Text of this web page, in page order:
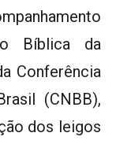
Bíblica da
Conferência
(CNBB),
dos leigos